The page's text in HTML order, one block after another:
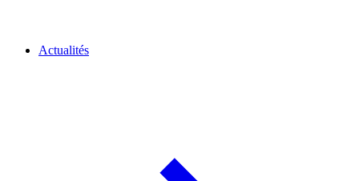
Actualités